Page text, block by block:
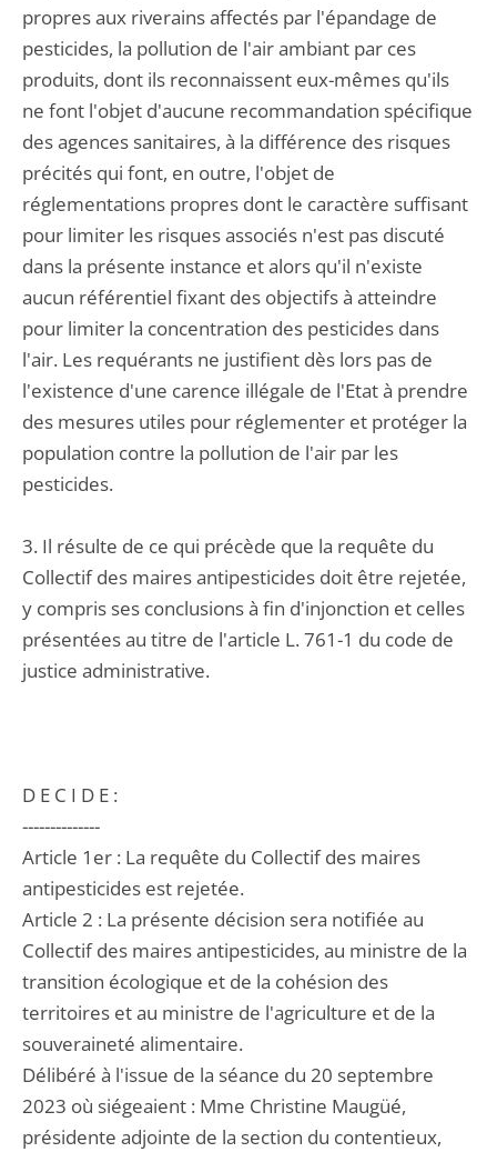
propres aux riverains affectés par l'épandage de
pesticides, la pollution de l'air ambiant par ces
produits, dont ils reconnaissent eux-mêmes qu'ils
ne font l'objet d'aucune recommandation spécifique
des agences sanitaires, à la différence des risques
précités qui font, en outre, l'objet de
réglementations propres dont le caractère suffisant
pour limiter les risques associés n'est pas discuté
dans la présente instance et alors qu'il n'existe
aucun référentiel fixant des objectifs à atteindre
pour limiter la concentration des pesticides dans
l'air. Les requérants ne justifient dès lors pas de
l'existence d'une carence illégale de l'Etat à prendre
des mesures utiles pour réglementer et protéger la
population contre la pollution de l'air par les
pesticides.
3. Il résulte de ce qui précède que la requête du
Collectif des maires antipesticides doit être rejetée,
y compris ses conclusions à fin d'injonction et celles
présentées au titre de l'article L. 761-1 du code de
justice administrative.
D E C I D E :
--------------
Article 1er : La requête du Collectif des maires
antipesticides est rejetée.
Article 2 : La présente décision sera notifiée au
Collectif des maires antipesticides, au ministre de la
transition écologique et de la cohésion des
territoires et au ministre de l'agriculture et de la
souveraineté alimentaire.
Délibéré à l'issue de la séance du 20 septembre
2023 où siégeaient : Mme Christine Maugüé,
présidente adjointe de la section du contentieux,